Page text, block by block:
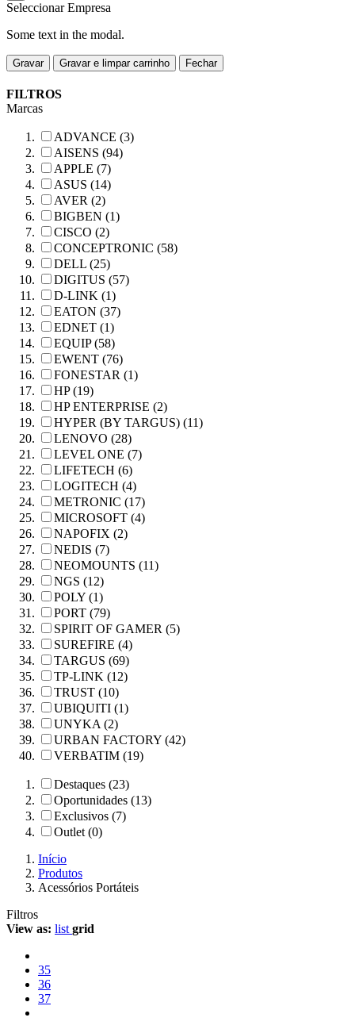
Seleccionar Empresa
Some text in the modal.
Gravar Gravar e limpar carrinho Fechar
FILTROS
Marcas
ADVANCE (3)
AISENS (94)
APPLE (7)
ASUS (14)
AVER (2)
BIGBEN (1)
CISCO (2)
CONCEPTRONIC (58)
DELL (25)
DIGITUS (57)
D-LINK (1)
EATON (37)
EDNET (1)
EQUIP (58)
EWENT (76)
FONESTAR (1)
HP (19)
HP ENTERPRISE (2)
HYPER (BY TARGUS) (11)
LENOVO (28)
LEVEL ONE (7)
LIFETECH (6)
LOGITECH (4)
METRONIC (17)
MICROSOFT (4)
NAPOFIX (2)
NEDIS (7)
NEOMOUNTS (11)
NGS (12)
POLY (1)
PORT (79)
SPIRIT OF GAMER (5)
SUREFIRE (4)
TARGUS (69)
TP-LINK (12)
TRUST (10)
UBIQUITI (1)
UNYKA (2)
URBAN FACTORY (42)
VERBATIM (19)
Destaques (23)
Oportunidades (13)
Exclusivos (7)
Outlet (0)
Início
Produtos
Acessórios Portáteis
Filtros
View as: list grid
35
36
37